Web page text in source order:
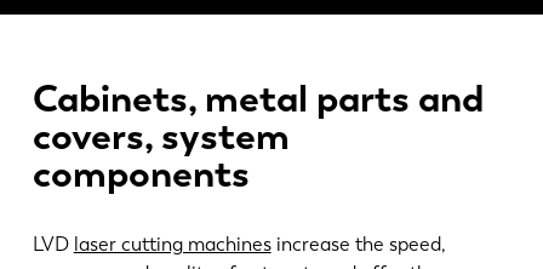
Cabinets, metal parts and
covers, system
components
LVD laser cutting machinesincrease the speed,